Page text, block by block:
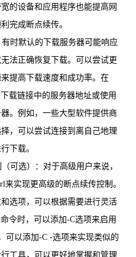
的设备和应用程序也能提高网
完成断点续传。
时默认的下载服务器可能响应
法正确恢复下载。可以尝试更
提高下载速度和成功率。在
载链接中的服务器地址或使用
。例如，一些大型软件提供商
，可以尝试连接到离自己地理
下载。
可选）：对于高级用户来说，
来实现更高级的断点续传控制。
选项，可以根据需要进行灵活
令时，可以添加-C选项来启用
可以添加-C -选项来实现类似的
工具，可以更好地掌握和管理